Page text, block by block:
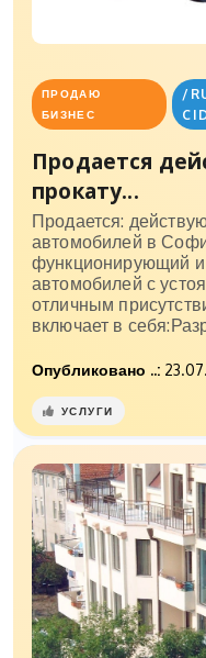
ПРОДАЮ
БИЗНЕС
/
Продается
прокату...
Продается:
автомобилей в
функционирующий и
автомобилей с
отличным
включает в
Опубликовано ..:
УСЛУГИ